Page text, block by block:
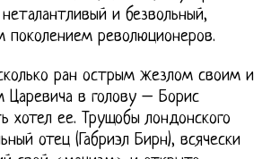
и безвольный,
поколением революционеров.
ран острым жезлом своим и
Царевича в голову – Борис
хотел ее. Трущобы лондонского
отец (Габриэл Бирн), всячески